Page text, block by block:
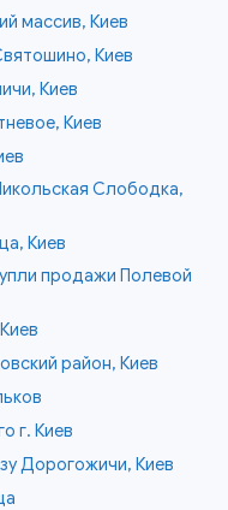
массив, Киев
Киев
Киев
Киев
Слободка,
Киев
продажи Полевой
район, Киев
г. Киев
Дорогожичи, Киев